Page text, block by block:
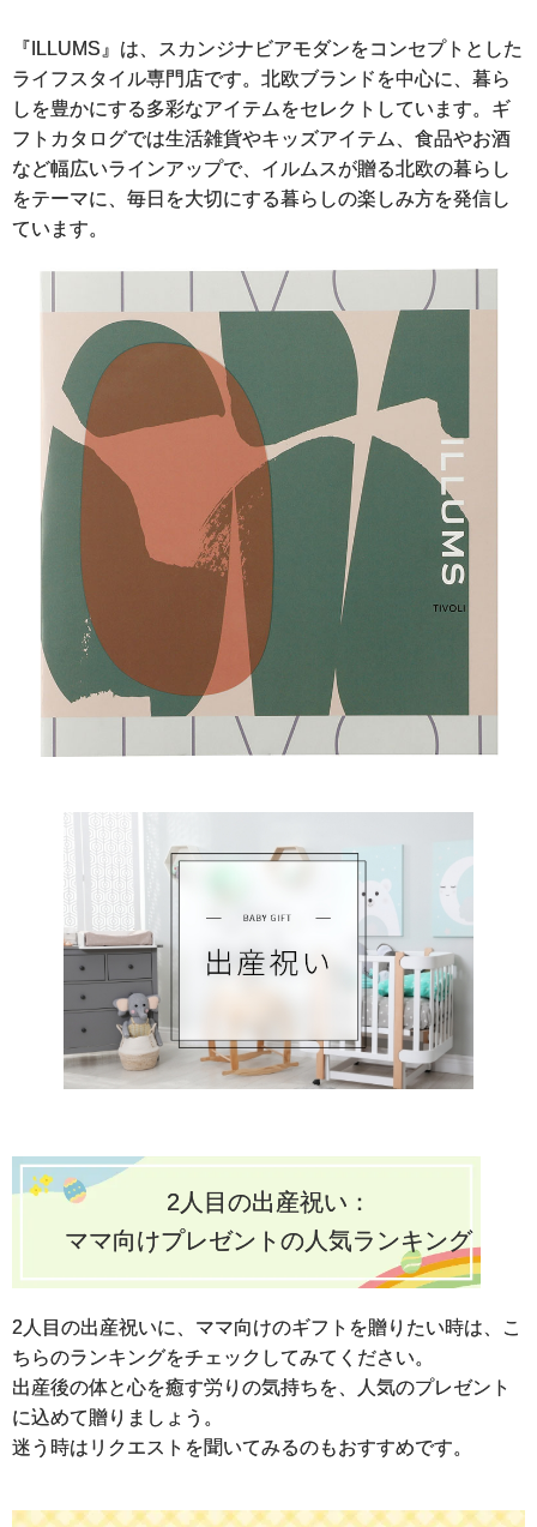
『ILLUMS』は、スカンジナビアモダンをコンセプトとした
ライフスタイル専門店です。北欧ブランドを中心に、暮ら
しを豊かにする多彩なアイテムをセレクトしています。ギ
フトカタログでは生活雑貨やキッズアイテム、食品やお酒
など幅広いラインアップで、イルムスが贈る北欧の暮らし
をテーマに、毎日を大切にする暮らしの楽しみ方を発信し
ています。
2人目の出産祝い：
ママ向けプレゼントの人気ランキング
2人目の出産祝いに、ママ向けのギフトを贈りたい時は、こ
ちらのランキングをチェックしてみてください。
出産後の体と心を癒す労りの気持ちを、人気のプレゼント
に込めて贈りましょう。
迷う時はリクエストを聞いてみるのもおすすめです。